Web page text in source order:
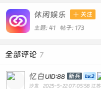
休闲娱乐  关注
主题: 41 帖子: 173
全部评论 7
忆白UID:88 新兵
沙发 2025-5-22 07:05:58 江苏